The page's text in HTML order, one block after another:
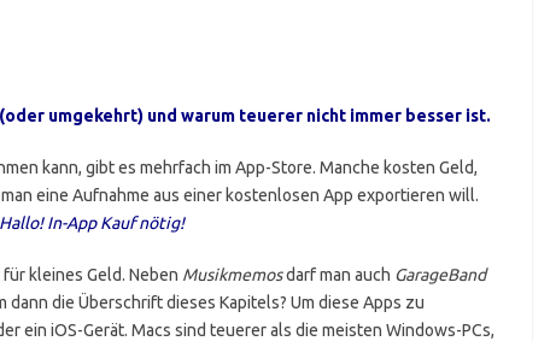
umgekehrt) und warum teuerer nicht immer besser ist.
kann, gibt es mehrfach im App-Store. Manche kosten Geld,
eine Aufnahme aus einer kostenlosen App exportieren will.
Hallo! In-App Kauf nötig!
kleines Geld. Neben Musikmemosdarf man auch GarageBand
die Überschrift dieses Kapitels? Um diese Apps zu
ein iOS-Gerät. Macs sind teuerer als die meisten Windows-PCs,